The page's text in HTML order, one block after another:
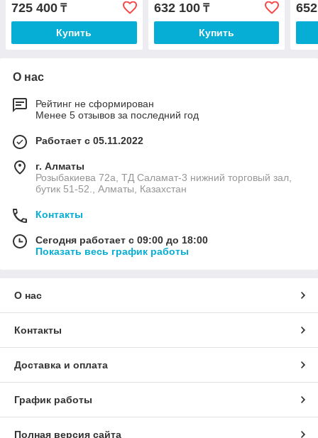
725 400 ₸
Купить
632 100₸
Купить
О нас
Рейтинг не сформирован
Менее 5 отзывов за последний год
Работает с 05.11.2022
г. Алматы
Розыбакиева 72а, ТД Саламат-3 нижний торговый зал,
бутик 51-52., Алматы, Казахстан
Контакты
Сегодня работает с 09:00 до 18:00
Показать весь график работы
О нас
Контакты
Доставка и оплата
График работы
Полная версия сайта